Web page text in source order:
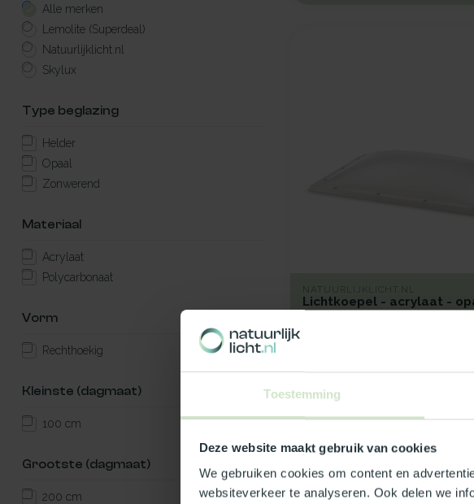
Toestemming
Deze website maakt gebruik van cookies
We gebruiken cookies om content en
websiteverkeer te analyseren. Ook delen we
Alle merken
Lemolite (Superdeal)
Natuurlijklicht.nl
Skylux
Type beglazing
Helder
Opaal
Zonwerend
Materiaal
Acrylaat
Polycarbonaat
Vorm
Rechthoekig
Kleinste (dagmaat)
100 cm
Grootste (dagmaat)
200 cm
NATUURLIJKLICHT.NL
Lichtkoepel - acrylaat -
bi...
In winkelwagen